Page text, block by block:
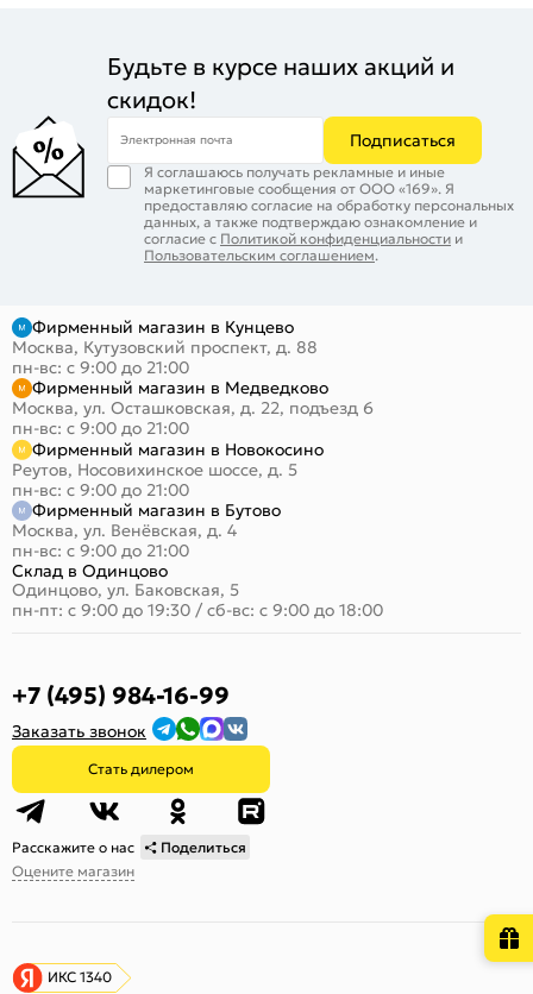
Будьте в курсе наших акций и
скидок!
Электронная почта Подписаться
Я соглашаюсь получать рекламные и иные
маркетинговые сообщения от ООО «169». Я
предоставляю согласие на обработку персональных
данных, а также подтверждаю ознакомление и
согласие с Политикой конфиденциальности и
Пользовательским соглашением.
Фирменный магазин в Кунцево
Москва, Кутузовский проспект, д. 88
пн-вс: с 9:00 до 21:00
Фирменный магазин в Медведково
Москва, ул. Осташковская, д. 22, подъезд 6
пн-вс: с 9:00 до 21:00
Фирменный магазин в Новокосино
Реутов, Носовихинское шоссе, д. 5
пн-вс: с 9:00 до 21:00
Фирменный магазин в Бутово
Москва, ул. Венёвская, д. 4
пн-вс: с 9:00 до 21:00
Склад в Одинцово
Одинцово, ул. Баковская, 5
пн-пт: с 9:00 до 19:30 / сб-вс: с 9:00 до 18:00
+7 (495) 984-16-99
Заказать звонок
Стать дилером
Расскажите о нас
Поделиться
Оцените магазин
ИКС 1340